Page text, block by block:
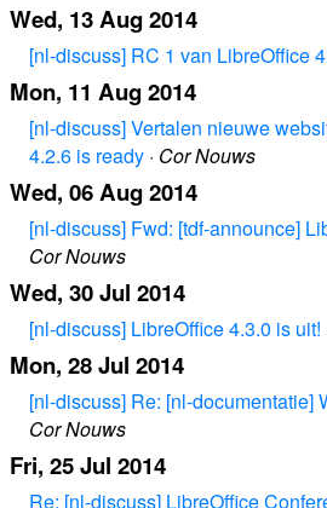
Wed, 13 Aug 2014
[nl-discuss] RC 1 van LibreOffice
Mon, 11 Aug 2014
[nl-discuss] Vertalen nieuwe
4.2.6 is ready · Cor Nouws
Wed, 06 Aug 2014
[nl-discuss] Fwd: [tdf-announce]
Cor Nouws
Wed, 30 Jul 2014
[nl-discuss] LibreOffice 4.3.0 is uit!
Mon, 28 Jul 2014
[nl-discuss] Re: [nl-documentatie]
Cor Nouws
Fri, 25 Jul 2014
Re: [nl-discuss] LibreOffice